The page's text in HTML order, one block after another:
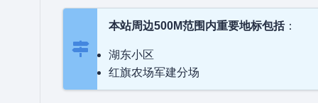
本站周边500M范围内重要地标包括：
湖东小区
红旗农场军建分场